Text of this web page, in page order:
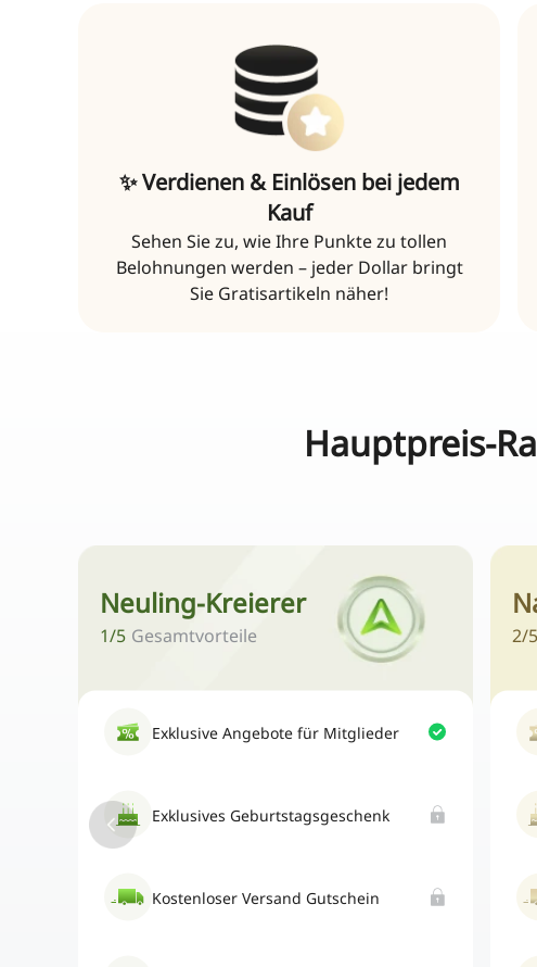
✨ Verdienen & Einlösen bei jedem
Kauf
Sehen Sie zu, wie Ihre Punkte zu tollen
Belohnungen werden – jeder Dollar bringt
Sie Gratisartikeln näher!
Hauptpreis-
Neuling-Kreierer
1/5 Gesamtvorteile
Exklusive Angebote für Mitglieder
Exklusives Geburtstagsgeschenk
Kostenloser Versand Gutschein
2/5